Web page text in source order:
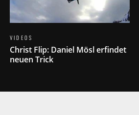
VIDEOS
Christ Flip: Daniel Mösl erfindet
neuen Trick